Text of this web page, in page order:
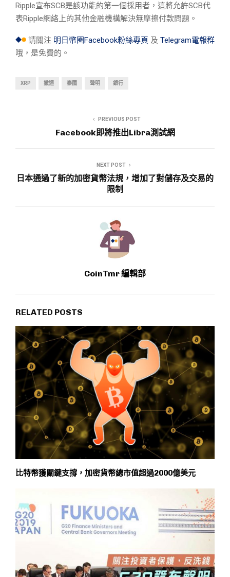
Ripple宣布SCB是該功能的第一個採用者，這將允許SCB代
表Ripple網絡上的其他金融機構解決無摩擦付款問題。
請關注 明日幣圈Facebook粉絲專頁 及 Telegram電報群
哦，是免費的。
XRP 撤迴 泰國 聲明 銀行
PREVIOUS POST
Facebook即將推出Libra測試網
NEXT POST
日本通過了新的加密貨幣法規，增加了對儲存及交易的
限制
CoinTmr 編輯部
RELATED POSTS
比特幣獲關鍵支撐，加密貨幣總市值超過2000億美元